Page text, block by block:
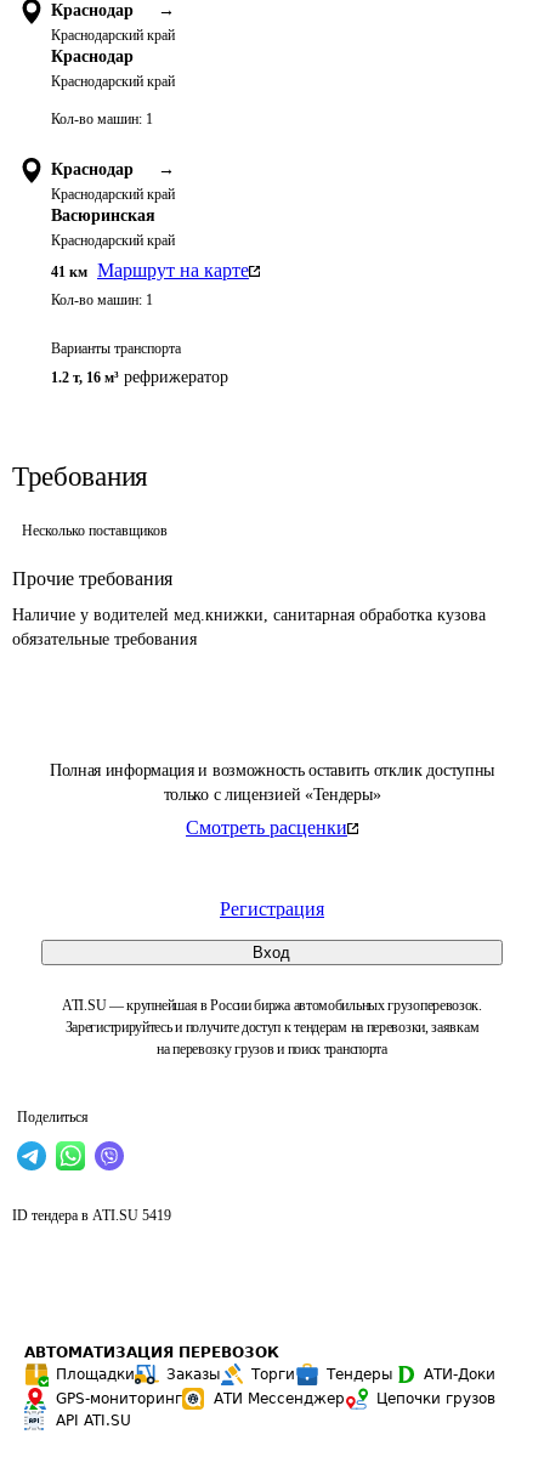
Полная информация и возможность оставить отклик доступны
только с лицензией «Тендеры»
Смотреть расценки
Регистрация
Вход
ATI.SU — крупнейшая в России биржа автомобильных грузоперевозок.
Зарегистрируйтесь и получите доступ к тендерам на перевозки, заявкам
на перевозку грузов и поиск транспорта
Поделиться
Краснодар →
Краснодарский край
Краснодар
Краснодарский край
Кол-во машин: 1
Краснодар →
Краснодарский край
Васюринская
Краснодарский край
41 км Маршрут на карте
Кол-во машин: 1
Варианты транспорта
1.2 т, 16 м³ рефрижератор
Требования
Несколько поставщиков
Прочие требования
Наличие у водителей мед.книжки, санитарная обработка кузова
обязательные требования
ID тендера в ATI.SU 5419
АВТОМАТИЗАЦИЯ ПЕРЕВОЗОК
Площадки
Заказы Торги Тендеры
АТИ-Доки
GPS-мониторинг
АТИ Мессенджер
Цепочки грузов
API ATI.SU